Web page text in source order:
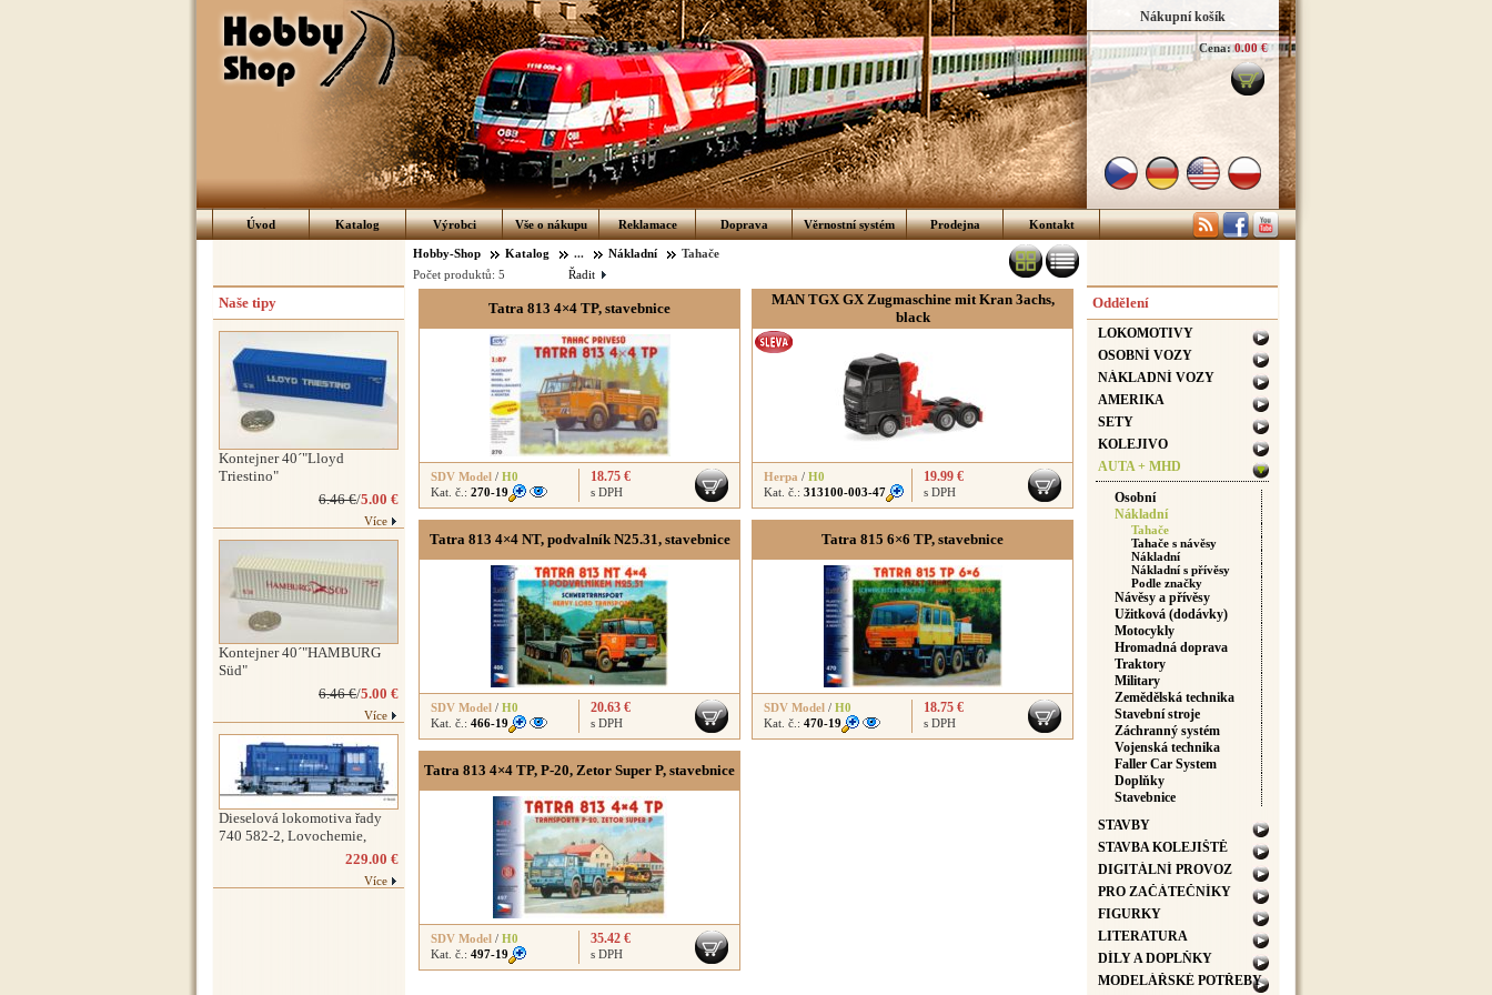
Nákupní košík
Cena: 0.00 €
Úvod Katalog Výrobci Vše o nákupu Reklamace Doprava Věrnostní systém Prodejna Kontakt
Hobby-Shop Katalog ... Nákladní
Tahače
Řadit
Počet produktů: 5
Tatra 813 4×4 TP, stavebnice
SDV Model / H0
Kat. č.: 270-19
18.75 €
s DPH
MAN TGX GX Zugmaschine mit Kran 3achs,
black
Herpa / H0
Kat. č.: 313100-003-47
19.99 €
s DPH
Tatra 813 4×4 NT, podvalník N25.31, stavebnice
SDV Model / H0
Kat. č.: 466-19
20.63 €
s DPH
Tatra 815 6×6 TP, stavebnice
SDV Model / H0
Kat. č.: 470-19
18.75 €
s DPH
Tatra 813 4×4 TP, P-20, Zetor Super P, stavebnice
SDV Model / H0
Kat. č.: 497-19
35.42 €
s DPH
Naše tipy
Kontejner 40´"Lloyd
Triestino"
6.46 €/5.00 €
Více
Kontejner 40´"HAMBURG
Süd"
6.46 €/5.00 €
Více
Dieselová lokomotiva řady
740 582-2, Lovochemie,
229.00 €
Více
Oddělení
LOKOMOTIVY
OSOBNÍ VOZY
NÁKLADNÍ VOZY
AMERIKA
SETY
KOLEJIVO
AUTA + MHD
Osobní
Nákladní
Tahače
Tahače s návěsy
Nákladní
Nákladní s přívěsy
Podle značky
Návěsy a přívěsy
Užitková (dodávky)
Motocykly
Hromadná doprava
Traktory
Military
Zemědělská technika
Stavební stroje
Záchranný systém
Vojenská technika
Faller Car System
Doplňky
Stavebnice
STAVBY
STAVBA KOLEJIŠTĚ
DIGITÁLNÍ PROVOZ
PRO ZAČÁTEČNÍKY
FIGURKY
LITERATURA
DÍLY A DOPLŇKY
MODELÁŘSKÉ POTŘEBY